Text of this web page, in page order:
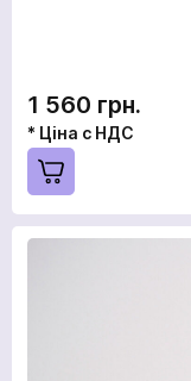
1 560 грн.
* Ціна с НДС